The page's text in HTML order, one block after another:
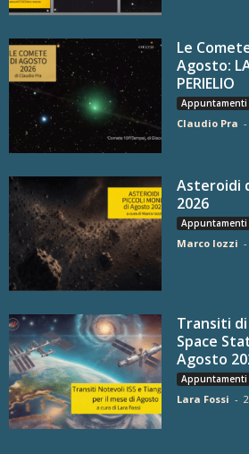
Le
Agosto:
PERIELIO
Appuntamenti
Claudio Pra -
Asteroidi
2026
Appuntamenti
Marco Iozzi -
Transiti
Space
Agosto
Appuntamenti
Lara Fossi -